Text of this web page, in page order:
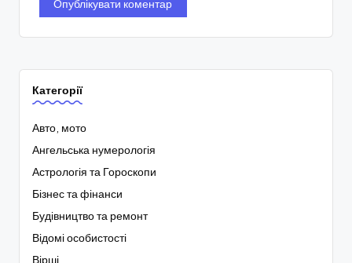
Категорії
Авто, мото
Ангельська нумерологія
Астрологія та Гороскопи
Бізнес та фінанси
Будівництво та ремонт
Відомі особистості
Вірші